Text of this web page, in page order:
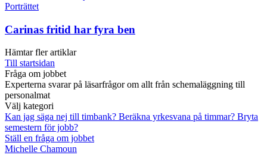
Porträttet
Carinas fritid har fyra ben
Hämtar fler artiklar
Till startsidan
Fråga om jobbet
Experterna svarar på läsarfrågor om allt från schemaläggning till
personalmat
Välj kategori
Kan jag säga nej till timbank? Beräkna yrkesvana på timmar? Bryta
semestern för jobb?
Ställ en fråga om jobbet
Michelle Chamoun